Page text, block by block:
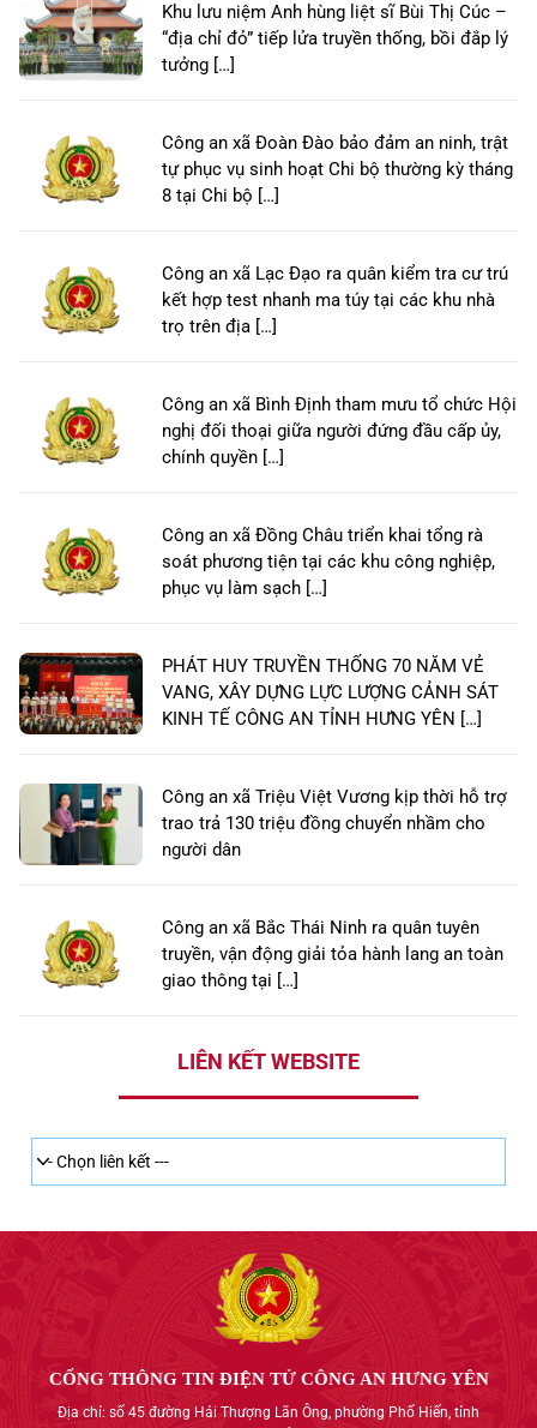
Khu lưu niệm Anh hùng liệt sĩ Bùi Thị Cúc –
“địa chỉ đỏ” tiếp lửa truyền thống, bồi đắp lý
tưởng […]
Công an xã Đoàn Đào bảo đảm an ninh, trật
tự phục vụ sinh hoạt Chi bộ thường kỳ tháng
8 tại Chi bộ […]
Công an xã Lạc Đạo ra quân kiểm tra cư trú
kết hợp test nhanh ma túy tại các khu nhà
trọ trên địa […]
Công an xã Bình Định tham mưu tổ chức Hội
nghị đối thoại giữa người đứng đầu cấp ủy,
chính quyền […]
Công an xã Đồng Châu triển khai tổng rà
soát phương tiện tại các khu công nghiệp,
phục vụ làm sạch […]
PHÁT HUY TRUYỀN THỐNG 70 NĂM VẺ
VANG, XÂY DỰNG LỰC LƯỢNG CẢNH SÁT
KINH TẾ CÔNG AN TỈNH HƯNG YÊN […]
Công an xã Triệu Việt Vương kịp thời hỗ trợ
trao trả 130 triệu đồng chuyển nhầm cho
người dân
Công an xã Bắc Thái Ninh ra quân tuyên
truyền, vận động giải tỏa hành lang an toàn
giao thông tại […]
LIÊN KẾT WEBSITE
CỔNG THÔNG TIN ĐIỆN TỬ CÔNG AN HƯNG YÊN
Địa chỉ: số 45 đường Hải Thượng Lãn Ông, phường Phố Hiến, tỉnh